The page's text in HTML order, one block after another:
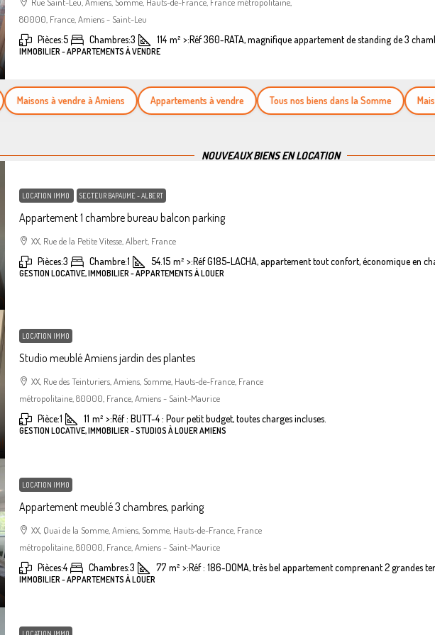
80000, France, Amiens - Saint-Leu
Pièces:5 Chambres:3 114 m² >:Réf 360-RATA, magnifique appartement de standing de 3
IMMOBILIER - APPARTEMENTS À VENDRE
Maisons à vendre à Amiens Appartements à vendre Tous nos biens dans la Somme Maisons
NOUVEAUX BIENS EN LOCATION
LOCATION IMMO SECTEUR BAPAUME - ALBERT
Appartement 1 chambre bureau balcon parking
XX, Rue de la Petite Vitesse, Albert, France
Pièces:3 Chambre:1 54.15 m² >:Réf G185-LACHA, appartement tout confort, économique en
GESTION LOCATIVE, IMMOBILIER - APPARTEMENTS À LOUER
LOCATION IMMO
Studio meublé Amiens jardin des plantes
XX, Rue des Teinturiers, Amiens, Somme, Hauts-de-France, France
métropolitaine, 80000, France, Amiens - Saint-Maurice
Pièce:1 11 m² >:Réf : BUTT-4 : Pour petit budget, toutes charges incluses.
GESTION LOCATIVE, IMMOBILIER - STUDIOS À LOUER AMIENS
LOCATION IMMO
Appartement meublé 3 chambres, parking
XX, Quai de la Somme, Amiens, Somme, Hauts-de-France, France
métropolitaine, 80000, France, Amiens - Saint-Maurice
Pièces:4 Chambres:3 77 m² >:Réf : 186-DOMA, très bel appartement comprenant 2 grandes
IMMOBILIER - APPARTEMENTS À LOUER